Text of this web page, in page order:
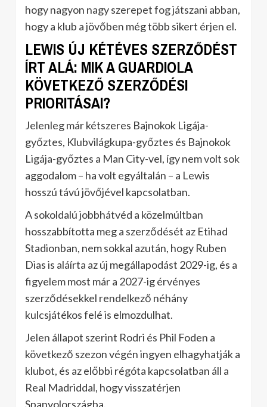
hogy nagyon nagy szerepet fog játszani abban,
hogy a klub a jövőben még több sikert érjen el.
LEWIS ÚJ KÉTÉVES SZERZŐDÉST
ÍRT ALÁ: MIK A GUARDIOLA
KÖVETKEZŐ SZERZŐDÉSI
PRIORITÁSAI?
Jelenleg már kétszeres Bajnokok Ligája-
győztes, Klubvilágkupa-győztes és Bajnokok
Ligája-győztes a Man City-vel, így nem volt sok
aggodalom – ha volt egyáltalán – a Lewis
hosszú távú jövőjével kapcsolatban.
A sokoldalú jobbhátvéd a közelmúltban
hosszabbította meg a szerződését az Etihad
Stadionban, nem sokkal azután, hogy Ruben
Dias is aláírta az új megállapodást 2029-ig, és a
figyelem most már a 2027-ig érvényes
szerződésekkel rendelkező néhány
kulcsjátékos felé is elmozdulhat.
Jelen állapot szerint Rodri és Phil Foden a
következő szezon végén ingyen elhagyhatják a
klubot, és az előbbi régóta kapcsolatban áll a
Real Madriddal, hogy visszatérjen
Spanyolországba.